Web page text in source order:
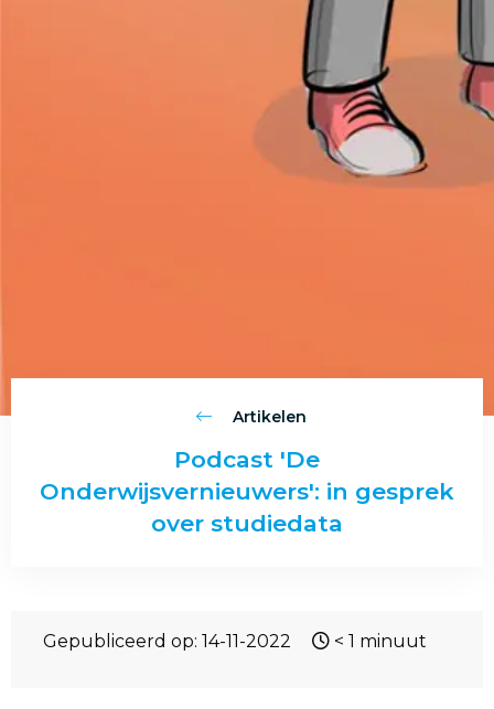
Artikelen
Podcast 'De
Onderwijsvernieuwers': in gesprek
over studiedata
Gepubliceerd op: 14-11-2022 < 1 minuut